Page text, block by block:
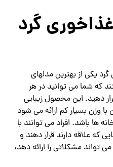
گرد
یکی از بهترین مدلهای
که شما می توانید در هر
دهید. این محصول زیبایی
با وزن بسیار کم ارائه می شود
ها باشد. افراد می توانند با
که علاقه دارند قرار دهند و
تواند مشکلاتی را ارائه دهد،